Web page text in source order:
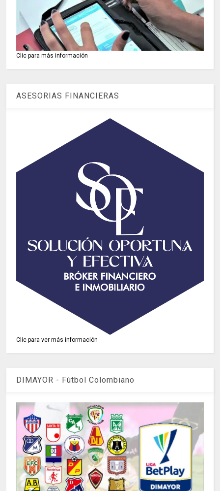
Clic para más información
ASESORIAS FINANCIERAS
Clic para ver más información
DIMAYOR - Fútbol Colombiano